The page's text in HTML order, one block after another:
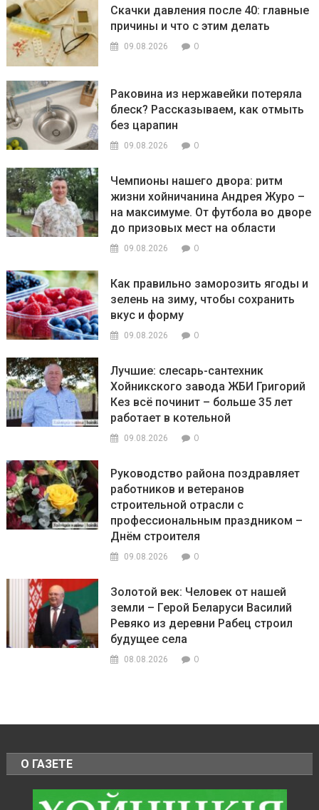
Скачки давления после 40: главные
причины и что с этим делать
09.08.2026 0
Раковина из нержавейки потеряла
блеск? Рассказываем, как отмыть
без царапин
09.08.2026 0
Чемпионы нашего двора: ритм
жизни хойничанина Андрея Журо –
на максимуме. От футбола во дворе
до призовых мест на области
09.08.2026 0
Как правильно заморозить ягоды и
зелень на зиму, чтобы сохранить
вкус и форму
09.08.2026 0
Лучшие: слесарь-сантехник
Хойникского завода ЖБИ Григорий
Кез всё починит – больше 35 лет
работает в котельной
09.08.2026 0
Руководство района поздравляет
работников и ветеранов
строительной отрасли с
профессиональным праздником –
Днём строителя
09.08.2026 0
Золотой век: Человек от нашей
земли – Герой Беларуси Василий
Ревяко из деревни Рабец строил
будущее села
08.08.2026 0
О ГАЗЕТЕ